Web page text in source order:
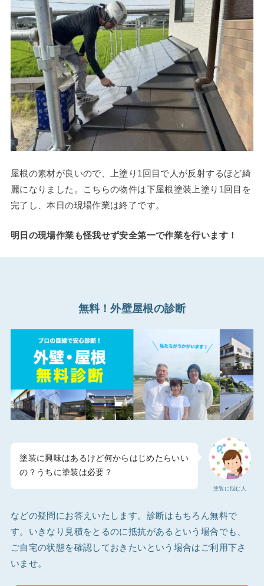
屋根の素材が良いので、上塗り1回目で人が反射するほど綺
麗になりました。こちらの物件は下屋根塗装上塗り1回目を
完了し、本日の現場作業は終了です。
明日の現場作業も怪我せず安全第一で作業を行います！
無料！外壁屋根の診断
塗装に悩む人
塗装に興味はあるけど何からはじめたらいい
の？うちに塗装は必要？
などの疑問にお答えいたします。診断はもちろん無料で
す。いきなり見積をとるのに抵抗があるという場合でも、
ご自宅の状態を確認しておきたいという場合はご利用下さ
いませ。